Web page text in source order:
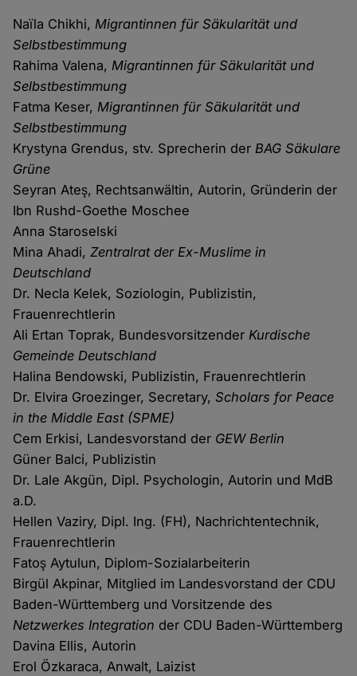
Naïla Chikhi,Migrantinnen für Säkularität und
Selbstbestimmung
Rahima Valena,Migrantinnen für Säkularität und
Selbstbestimmung
Fatma Keser,Migrantinnen für Säkularität und
Selbstbestimmung
Krystyna Grendus, stv. Sprecherin derBAG Säkulare
Grüne
Seyran Ateş, Rechtsanwältin, Autorin, Gründerin der
Ibn Rushd-Goethe Moschee
Anna Staroselski
Mina Ahadi,Zentralrat der Ex-Muslime in
Deutschland
Dr. Necla Kelek, Soziologin, Publizistin,
Frauenrechtlerin
Ali Ertan Toprak, BundesvorsitzenderKurdische
Gemeinde Deutschland
Halina Bendowski, Publizistin, Frauenrechtlerin
Dr. Elvira Groezinger, Secretary,Scholars for Peace
in the Middle East (SPME)
Cem Erkisi, Landesvorstand der GEW Berlin
Güner Balci, Publizistin
Dr. Lale Akgün, Dipl. Psychologin, Autorin und MdB
a.D.
Hellen Vaziry, Dipl. Ing. (FH), Nachrichtentechnik,
Frauenrechtlerin
Fatoş Aytulun, Diplom-Sozialarbeiterin
Birgül Akpinar, Mitglied im Landesvorstand der CDU
Baden-Württemberg und Vorsitzende des
Netzwerkes Integration der CDU Baden-Württemberg
Davina Ellis, Autorin
Erol Özkaraca, Anwalt, Laizist